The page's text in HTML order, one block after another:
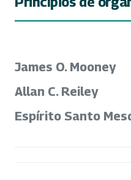
James O. Mooney
Allan C. Reiley
Espírito Santo